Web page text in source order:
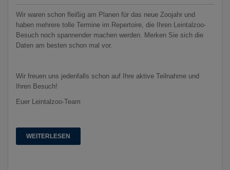
Wir waren schon fleißig am Planen für das neue Zoojahr und
haben mehrere tolle Termine im Repertoire, die Ihren Leintalzoo-
Besuch noch spannender machen werden. Merken Sie sich die
Daten am besten schon mal vor.
Wir freuen uns jedenfalls schon auf Ihre aktive Teilnahme und
Ihren Besuch!
Euer Leintalzoo-Team
WEITERLESEN